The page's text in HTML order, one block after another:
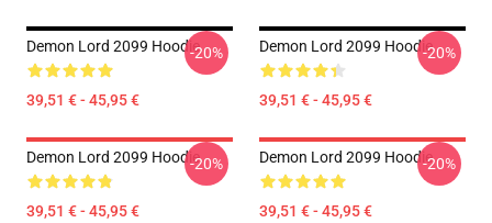
Demon Lord 2099 Hoodie
39,51 € - 45,95 €
-20% Demon Lord 2099 Hoodie
39,51 € - 45,95 €
-20%
Demon Lord 2099 Hoodie
39,51 € - 45,95 €
-20% Demon Lord 2099 Hoodie
39,51 € - 45,95 €
-20%